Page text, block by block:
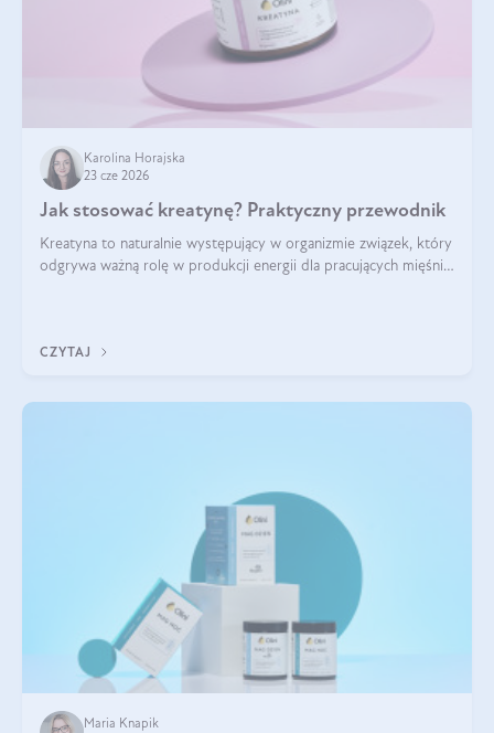
Karolina Horajska
23 cze 2026
Jak stosować kreatynę? Praktyczny przewodnik
Kreatyna to naturalnie występujący w organizmie związek, który
odgrywa ważną rolę w produkcji energii dla pracujących mięśni.
CZYTAJ
Maria Knapik